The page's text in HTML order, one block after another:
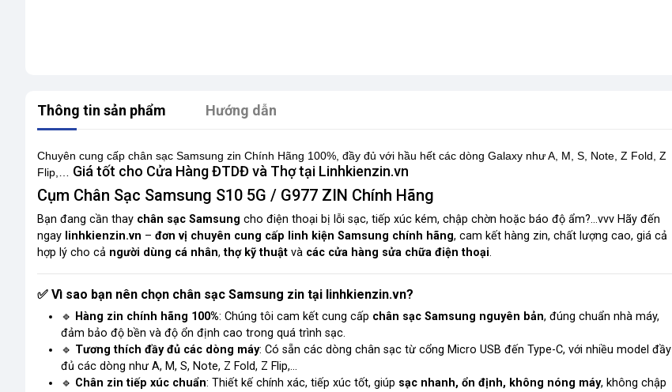
Thông tin sản phẩm Hướng dẫn
Chuyên cung cấp chân sạc Samsung zin Chính Hãng 100%, đầy đủ với hầu hết các dòng Galaxy như A, M, S, Note, Z Fold, Z
Flip,… Giá tốt cho Cửa Hàng ĐTDĐ và Thợ tại Linhkienzin.vn
Cụm Chân Sạc Samsung S10 5G / G977 ZIN Chính Hãng
Bạn đang cần thay chân sạc Samsung cho điện thoại bị lỗi sạc, tiếp xúc kém, chập chờn hoặc báo độ ẩm?...vvv Hãy đến
ngay linhkienzin.vn – đơn vị chuyên cung cấp linh kiện Samsung chính hãng, cam kết hàng zin, chất lượng cao, giá cả
hợp lý cho cả người dùng cá nhân,thợ kỹ thuật và các cửa hàng sửa chữa điện thoại.
✅ Vì sao bạn nên chọn chân sạc Samsung zin tại linhkienzin.vn?
🔹 Hàng zin chính hãng 100%: Chúng tôi cam kết cung cấp chân sạc Samsung nguyên bản, đúng chuẩn nhà máy,
đảm bảo độ bền và độ ổn định cao trong quá trình sạc.
🔹 Tương thích đầy đủ các dòng máy: Có sẵn các dòng chân sạc từ cổng Micro USB đến Type-C, với nhiều model đầy
đủ các dòng như A, M, S, Note, Z Fold, Z Flip,…
🔹 Chân zin tiếp xúc chuẩn: Thiết kế chính xác, tiếp xúc tốt, giúp sạc nhanh, ổn định, không nóng máy, không chập